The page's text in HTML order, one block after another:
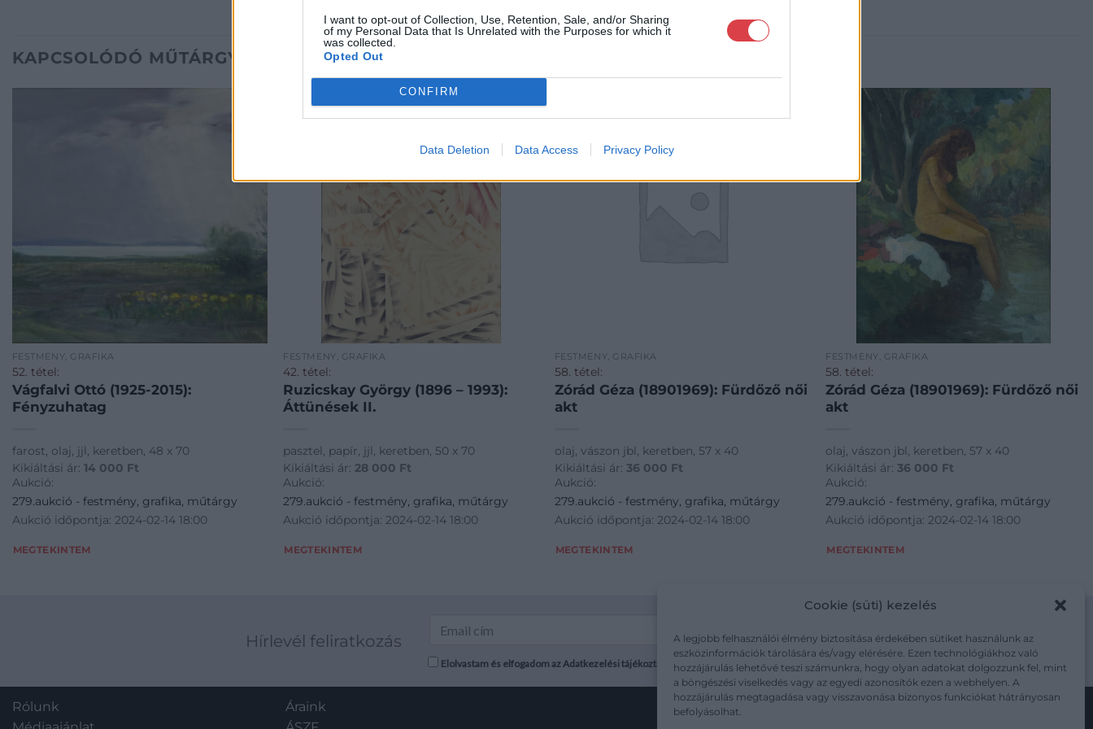
I want to opt-out of Collection, Use, Retention, Sale, and/or Sharing
of my Personal Data that Is Unrelated with the Purposes for which it
was collected.
Opted Out
CONFIRM
Data Deletion Data Access Privacy Policy
Cookie (süti) kezelés
A legjobb felhasználói élmény biztosítása érdekében sütiket használunk az
eszközinformációk tárolására és/vagy elérésére. Ezen technológiákhoz való
hozzájárulás lehetővé teszi számunkra, hogy olyan adatokat dolgozzunk fel, mint
a böngészési viselkedés vagy az egyedi azonosítók ezen a webhelyen. A
hozzájárulás megtagadása vagy visszavonása bizonyos funkciókat hátrányosan
befolyásolhat.
KAPCSOLÓDÓ MŰTÁRGYAK
FESTMÉNY, GRAFIKA
52. tétel:
Vágfalvi Ottó (1925-2015):
Fényzuhatag
farost, olaj, jjl, keretben, 48 x 70
Kikiáltási ár: 14 000 Ft
Aukció:
279.aukció - festmény, grafika, műtárgy
Aukció időpontja: 2024-02-14 18:00
MEGTEKINTEM
FESTMÉNY, GRAFIKA
42. tétel:
Ruzicskay György (1896 – 1993):
Áttünések II.
pasztel, papír, jjl, keretben, 50 x 70
Kikiáltási ár: 28 000 Ft
Aukció:
279.aukció - festmény, grafika, műtárgy
Aukció időpontja: 2024-02-14 18:00
MEGTEKINTEM
FESTMÉNY, GRAFIKA
58. tétel:
Zórád Géza (18901969): Fürdőző női
akt
olaj, vászon jbl, keretben, 57 x 40
Kikiáltási ár: 36 000 Ft
Aukció:
279.aukció - festmény, grafika, műtárgy
Aukció időpontja: 2024-02-14 18:00
MEGTEKINTEM
FESTMÉNY, GRAFIKA
58. tétel:
Zórád Géza (18901969): Fürdőző női
akt
olaj, vászon jbl, keretben, 57 x 40
Kikiáltási ár:36 000 Ft
Aukció:
279.aukció - festmény, grafika, műtárgy
Aukció időpontja: 2024-02-14 18:00
MEGTEKINTEM
Hírlevél feliratkozás
Elolvastam és elfogadom az Adatkezelési tájékoztatót: mutargy.com/adatkezelesi-tajekoztato/
Rólunk
Áraink